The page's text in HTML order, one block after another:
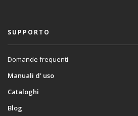
SUPPORTO
Domande frequenti
Manuali d' uso
Cataloghi
Blog